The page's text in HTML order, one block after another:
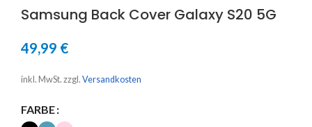
Samsung Back Cover Galaxy S20 5G
49,99 €
inkl. MwSt. zzgl. Versandkosten
FARBE